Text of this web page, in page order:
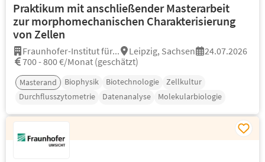
Praktikum mit anschließender Masterarbeit
zur morphomechanischen Charakterisierung
von Zellen
Fraunhofer-Institut für... Leipzig, Sachsen
24.07.2026
700 - 800 €/Monat (geschätzt)
Masterand Biophysik Biotechnologie
Zellkultur
Durchflusszytometrie
Datenanalyse Molekularbiologie